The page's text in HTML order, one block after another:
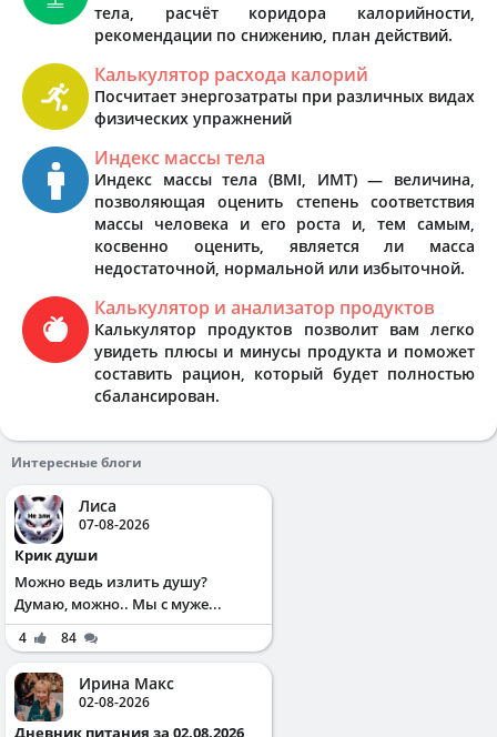
тела, расчёт коридора калорийности,
рекомендации по снижению, план действий.
Калькулятор расхода калорий
Посчитает энергозатраты при различных видах
физических упражнений
Индекс массы тела
Индекс массы тела (BMI, ИМТ) — величина,
позволяющая оценить степень соответствия
массы человека и его роста и, тем самым,
косвенно оценить, является ли масса
недостаточной, нормальной или избыточной.
Калькулятор и анализатор продуктов
Калькулятор продуктов позволит вам легко
увидеть плюсы и минусы продукта и поможет
составить рацион, который будет полностью
сбалансирован.
Интересные блоги
Лиса
07-08-2026
Крик души
Можно ведь излить душу?
Думаю, можно.. Мы с муже...
4 84
Ирина Макс
02-08-2026
Дневник питания за 02.08.2026